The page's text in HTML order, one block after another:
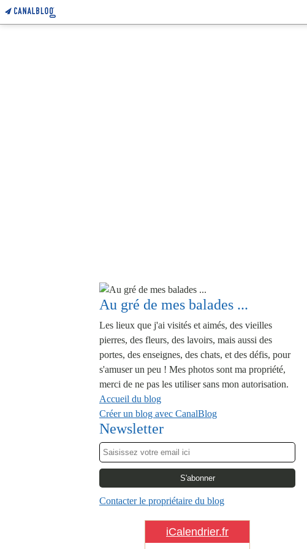
Au gré de mes balades ...
Les lieux que j'ai visités et aimés, des vieilles
pierres, des fleurs, des lavoirs, mais aussi des
portes, des enseignes, des chats, et des défis, pour
s'amuser un peu ! Mes photos sont ma propriété,
merci de ne pas les utiliser sans mon autorisation.
Accueil du blog
Créer un blog avec CanalBlog
Newsletter
Contacter le propriétaire du blog
iCalendrier.fr